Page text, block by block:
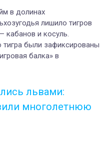
в долинах
лишило тигров
кабанов и косуль.
были зафиксированы
балка» в
львами:
многолетнюю